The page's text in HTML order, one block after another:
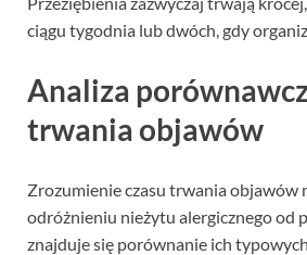
ciągu tygodnia lub dwóch, gdy
Analiza
trwania objawów
Zrozumienie czasu trwania objawów
odróżnieniu nieżytu alergicznego od
znajduje się porównanie ich